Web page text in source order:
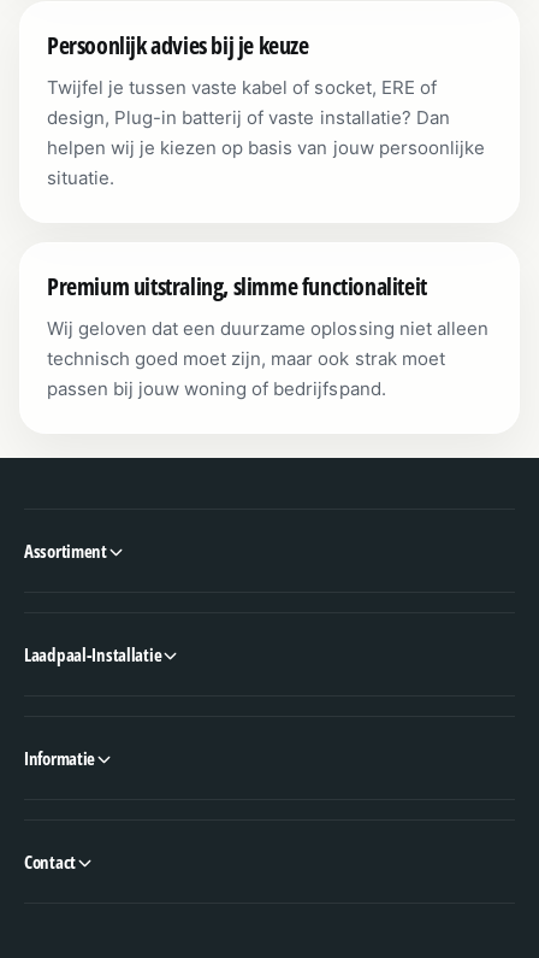
Persoonlijk advies bij je keuze
Twijfel je tussen vaste kabel of socket, ERE of
design, Plug-in batterij of vaste installatie? Dan
helpen wij je kiezen op basis van jouw persoonlijke
situatie.
Premium uitstraling, slimme functionaliteit
Wij geloven dat een duurzame oplossing niet alleen
technisch goed moet zijn, maar ook strak moet
passen bij jouw woning of bedrijfspand.
Assortiment
Laadpaal-Installatie
Informatie
Contact